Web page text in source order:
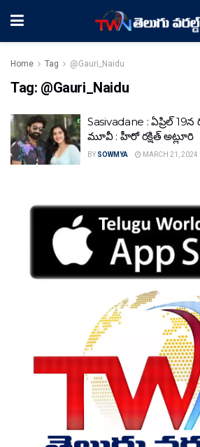
Home Tag @Gauri_Naidu
Tag: @Gauri_Naidu
Sasivadane : ఏప్రిల్ 19న
మూవీ : హీరో రక్షిత్ అట్లూరి
BY SOWMYA MARCH 21, 2024